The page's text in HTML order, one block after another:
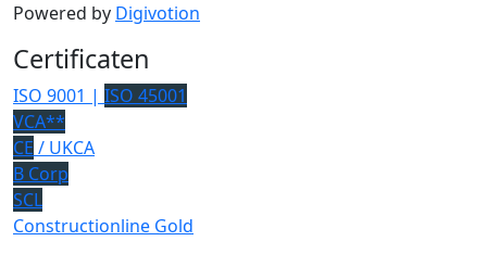
Powered by Digivotion
Certificaten
ISO 9001 | ISO 45001
VCA**
CE / UKCA
B Corp
SCL
Constructionline Gold